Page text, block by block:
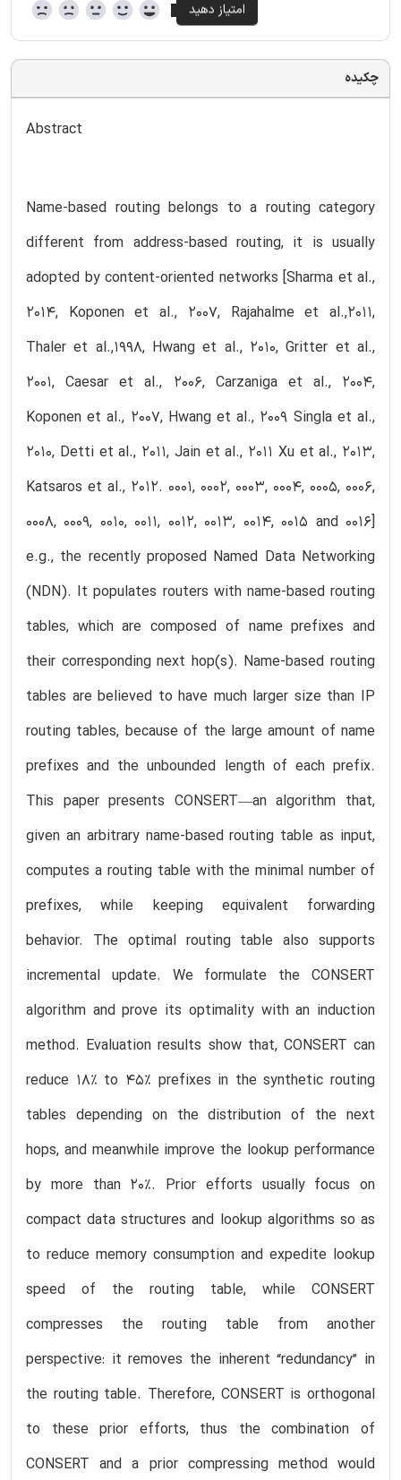
چکیده
Abstract
Name-based routing belongs to a routing category
different from address-based routing, it is usually
adopted by content-oriented networks [Sharma et al.,
2014, Koponen et al., 2007, Rajahalme et al.,2011,
Thaler et al.,1998, Hwang et al., 2010, Gritter et al.,
2001, Caesar et al., 2006, Carzaniga et al., 2004,
Koponen et al., 2007, Hwang et al., 2009 Singla et al.,
2010, Detti et al., 2011, Jain et al., 2011 Xu et al., 2013,
Katsaros et al., 2012. 0001, 0002, 0003, 0004, 0005, 0006,
0008, 0009, 0010, 0011, 0012, 0013, 0014, 0015 and 0016]
e.g., the recently proposed Named Data Networking
(NDN). It populates routers with name-based routing
tables, which are composed of name prefixes and
their corresponding next hop(s). Name-based routing
tables are believed to have much larger size than IP
routing tables, because of the large amount of name
prefixes and the unbounded length of each prefix.
This paper presents CONSERT—an algorithm that,
given an arbitrary name-based routing table as input,
computes a routing table with the minimal number of
prefixes, while keeping equivalent forwarding
behavior. The optimal routing table also supports
incremental update. We formulate the CONSERT
algorithm and prove its optimality with an induction
method. Evaluation results show that, CONSERT can
reduce 18% to 45% prefixes in the synthetic routing
tables depending on the distribution of the next
hops, and meanwhile improve the lookup performance
by more than 20%. Prior efforts usually focus on
compact data structures and lookup algorithms so as
to reduce memory consumption and expedite lookup
speed of the routing table, while CONSERT
compresses the routing table from another
perspective: it removes the inherent “redundancy” in
the routing table. Therefore, CONSERT is orthogonal
to these prior efforts, thus the combination of
CONSERT and a prior compressing method would